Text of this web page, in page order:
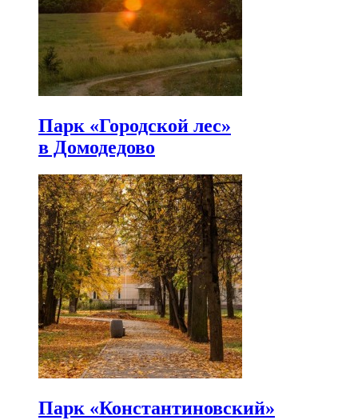
Парк «Городской лес»
в Домодедово
Парк «Константиновский»